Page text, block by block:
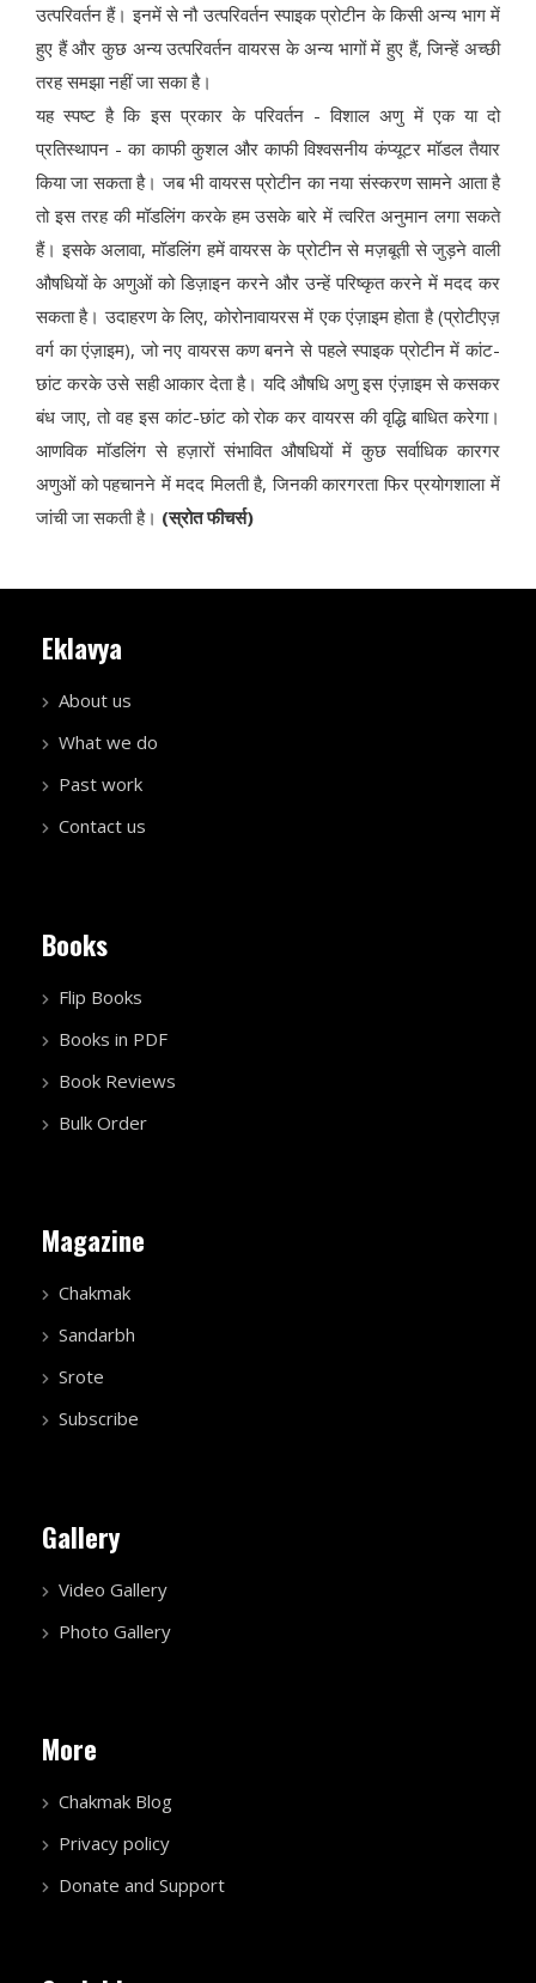
उत्परिवर्तन हैं। इनमें से नौ उत्परिवर्तन स्पाइक प्रोटीन के किसी अन्य भाग में
हुए हैं और कुछ अन्य उत्परिवर्तन वायरस के अन्य भागों में हुए हैं, जिन्हें अच्छी
तरह समझा नहीं जा सका है।
यह स्पष्ट है कि इस प्रकार के परिवर्तन - विशाल अणु में एक या दो
प्रतिस्थापन - का काफी कुशल और काफी विश्वसनीय कंप्यूटर मॉडल तैयार
किया जा सकता है। जब भी वायरस प्रोटीन का नया संस्करण सामने आता है
तो इस तरह की मॉडलिंग करके हम उसके बारे में त्वरित अनुमान लगा सकते
हैं। इसके अलावा, मॉडलिंग हमें वायरस के प्रोटीन से मज़बूती से जुड़ने वाली
औषधियों के अणुओं को डिज़ाइन करने और उन्हें परिष्कृत करने में मदद कर
सकता है। उदाहरण के लिए, कोरोनावायरस में एक एंज़ाइम होता है (प्रोटीएज़
वर्ग का एंज़ाइम), जो नए वायरस कण बनने से पहले स्पाइक प्रोटीन में कांट-
छांट करके उसे सही आकार देता है। यदि औषधि अणु इस एंज़ाइम से कसकर
बंध जाए, तो वह इस कांट-छांट को रोक कर वायरस की वृद्धि बाधित करेगा।
आणविक मॉडलिंग से हज़ारों संभावित औषधियों में कुछ सर्वाधिक कारगर
अणुओं को पहचानने में मदद मिलती है, जिनकी कारगरता फिर प्रयोगशाला में
जांची जा सकती है। (स्रोत फीचर्स)
Eklavya
About us
What we do
Past work
Contact us
Books
Flip Books
Books in PDF
Book Reviews
Bulk Order
Magazine
Chakmak
Sandarbh
Srote
Subscribe
Gallery
Video Gallery
Photo Gallery
More
Chakmak Blog
Privacy policy
Donate and Support